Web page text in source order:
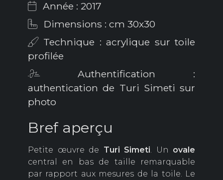
Année : 2017
Dimensions : cm 30x30
Technique : acrylique sur toile
profilée
Authentification :
authentication de Turi Simeti sur
photo
Bref aperçu
Petite œuvre de Turi Simeti . Un ovale
central en bas de taille remarquable
par rapport aux mesures de la toile. Le